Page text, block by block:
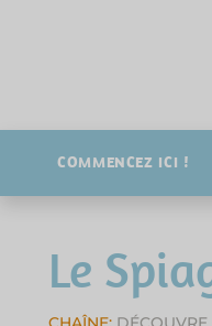
COMMENCEZ ICI !
Le